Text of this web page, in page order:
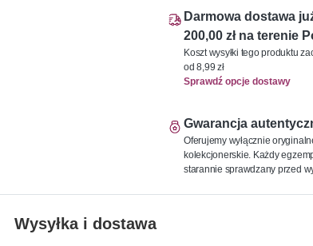
Darmowa dostawa
200,00 zł na terenie
Koszt wysyłki tego produktu
od 8,99 zł
Sprawdź opcje dostawy
Gwarancja
Oferujemy wyłącznie
kolekcjonerskie. Każdy
starannie sprawdzany przed
Wysyłka i dostawa